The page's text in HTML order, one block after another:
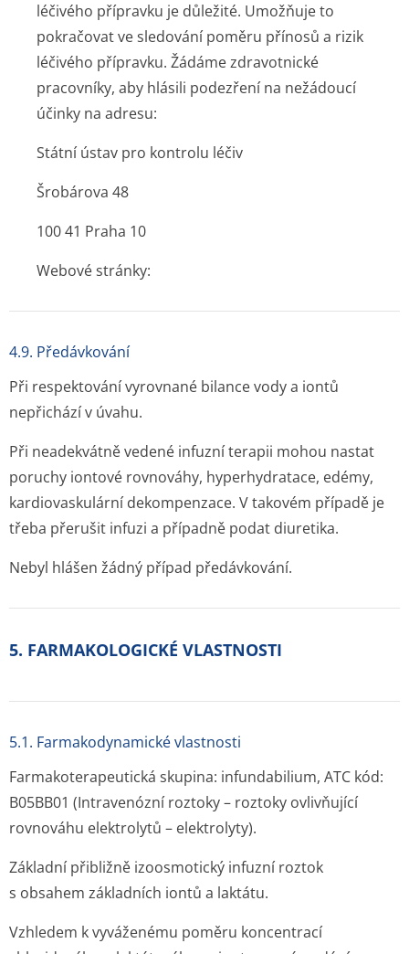
léčivého přípravku je důležité. Umožňuje to
pokračovat ve sledování poměru přínosů a rizik
léčivého přípravku. Žádáme zdravotnické
pracovníky, aby hlásili podezření na nežádoucí
účinky na adresu:
Státní ústav pro kontrolu léčiv
Šrobárova 48
100 41 Praha 10
Webové stránky:
4.9. Předávkování
Při respektování vyrovnané bilance vody a iontů
nepřichází v úvahu.
Při neadekvátně vedené infuzní terapii mohou nastat
poruchy iontové rovnováhy, hyperhydratace, edémy,
kardiovaskulární dekompenzace. V takovém případě je
třeba přerušit infuzi a případně podat diuretika.
Nebyl hlášen žádný případ předávkování.
5. FARMAKOLOGICKÉ VLASTNOSTI
5.1. Farmakodynamické vlastnosti
Farmakoterapeutická skupina: infundabilium, ATC kód:
B05BB01 (Intravenózní roztoky – roztoky ovlivňující
rovnováhu elektrolytů – elektrolyty).
Základní přibližně izoosmotický infuzní roztok
s obsahem základních iontů a laktátu.
Vzhledem k vyváženému poměru koncentrací